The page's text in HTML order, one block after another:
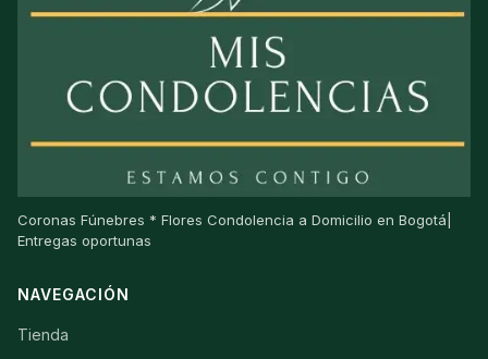
Coronas Fúnebres * Flores Condolencia a Domicilio en Bogotá|
Entregas oportunas
NAVEGACIÓN
Tienda